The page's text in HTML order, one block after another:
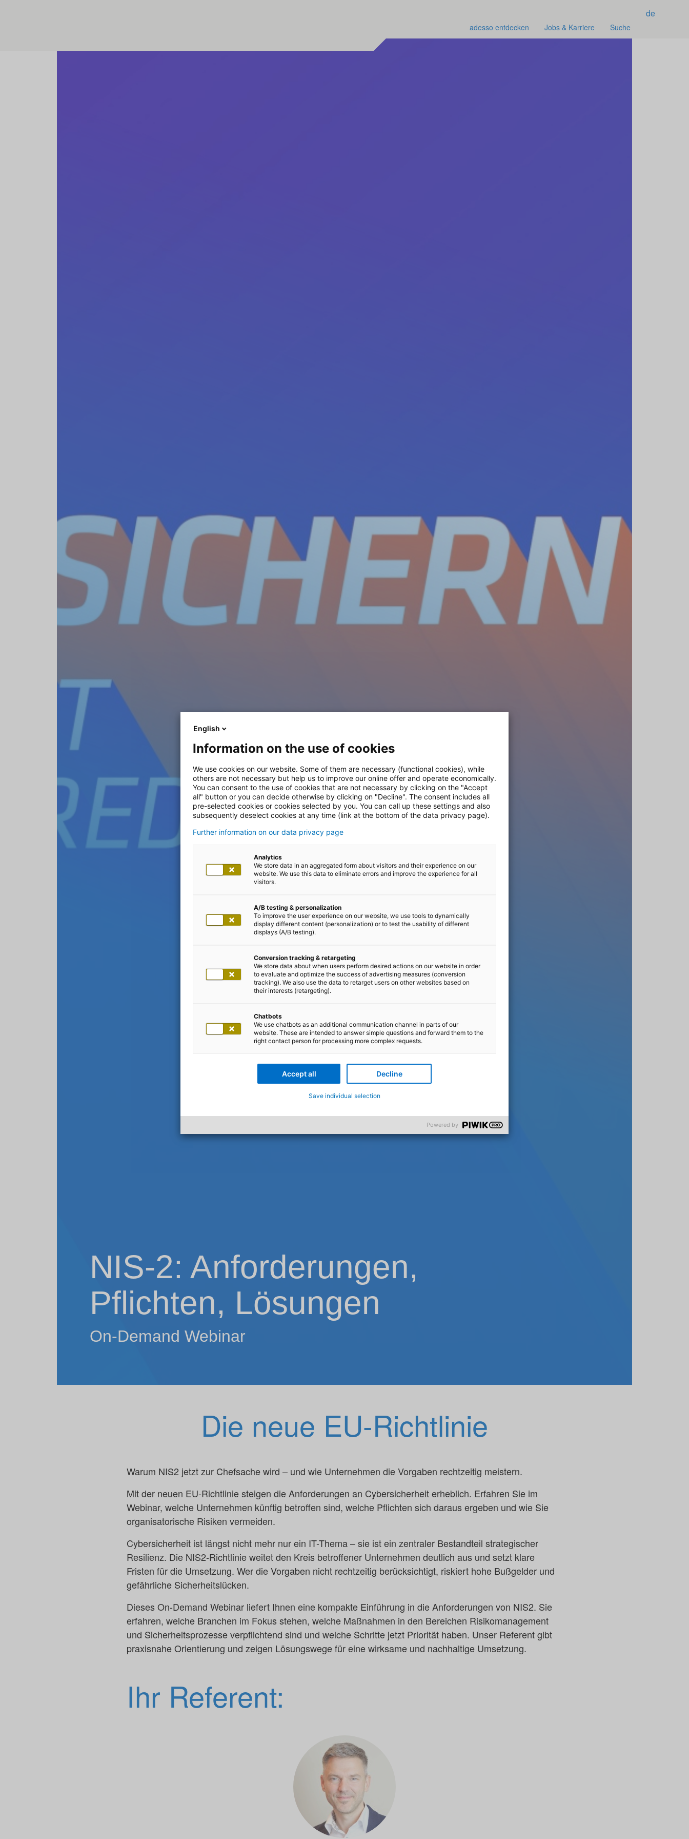
de
adesso entdecken Jobs & Karriere Suche
NIS-2: Anforderungen,
Pflichten, Lösungen
On-Demand Webinar
Die neue EU-Richtlinie
Warum NIS2 jetzt zur Chefsache wird – und wie Unternehmen die Vorgaben rechtzeitig meistern.
Mit der neuen EU-Richtlinie steigen die Anforderungen an Cybersicherheit erheblich. Erfahren Sie im
Webinar, welche Unternehmen künftig betroffen sind, welche Pflichten sich daraus ergeben und wie Sie
organisatorische Risiken vermeiden.
Cybersicherheit ist längst nicht mehr nur ein IT-Thema – sie ist ein zentraler Bestandteil strategischer
Resilienz. Die NIS2-Richtlinie weitet den Kreis betroffener Unternehmen deutlich aus und setzt klare
Fristen für die Umsetzung. Wer die Vorgaben nicht rechtzeitig berücksichtigt, riskiert hohe Bußgelder und
gefährliche Sicherheitslücken.
Dieses On-Demand Webinar liefert Ihnen eine kompakte Einführung in die Anforderungen von NIS2. Sie
erfahren, welche Branchen im Fokus stehen, welche Maßnahmen in den Bereichen Risikomanagement
und Sicherheitsprozesse verpflichtend sind und welche Schritte jetzt Priorität haben. Unser Referent gibt
praxisnahe Orientierung und zeigen Lösungswege für eine wirksame und nachhaltige Umsetzung.
Ihr Referent:
English
Information on the use of cookies
We use cookies on our website. Some of them are necessary (functional cookies), while
others are not necessary but help us to improve our online offer and operate economically.
You can consent to the use of cookies that are not necessary by clicking on the "Accept
all" button or you can decide otherwise by clicking on "Decline". The consent includes all
pre-selected cookies or cookies selected by you. You can call up these settings and also
subsequently deselect cookies at any time (link at the bottom of the data privacy page).
Further information on our data privacy page
Analytics
We store data in an aggregated form about visitors and their experience on our
website. We use this data to eliminate errors and improve the experience for all
visitors.
A/B testing & personalization
To improve the user experience on our website, we use tools to dynamically
display different content (personalization) or to test the usability of different
displays (A/B testing).
Conversion tracking & retargeting
We store data about when users perform desired actions on our website in order
to evaluate and optimize the success of advertising measures (conversion
tracking). We also use the data to retarget users on other websites based on
their interests (retargeting).
Chatbots
We use chatbots as an additional communication channel in parts of our
website. These are intended to answer simple questions and forward them to the
right contact person for processing more complex requests.
Accept all Decline
Save individual selection
Powered by